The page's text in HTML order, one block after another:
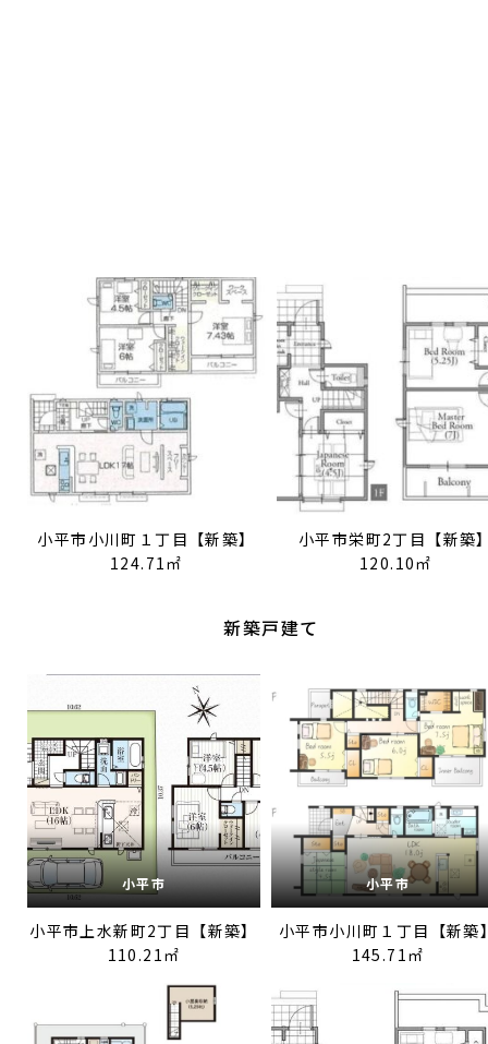
小平市小川町１丁目【新築】
124.71㎡
小平市栄町2丁目【新築
120.10㎡
新築戸建て
小平市
小平市上水新町2丁目【新築】
110.21㎡
小平市
小平市小川町１丁目【新築
145.71㎡